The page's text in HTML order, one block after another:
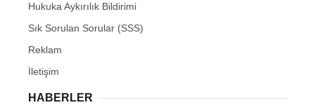
Hukuka Aykırılık Bildirimi
Sık Sorulan Sorular (SSS)
Reklam
İletişim
HABERLER